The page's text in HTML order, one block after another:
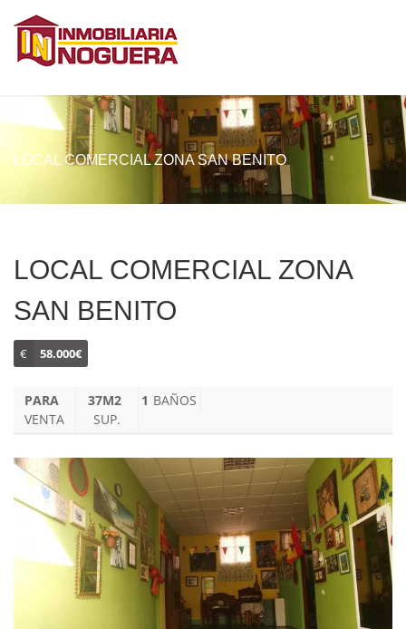
LOCAL COMERCIAL ZONA SAN BENITO
LOCAL COMERCIAL ZONA
SAN BENITO
€ 58.000€
PARA
VENTA
37M2
SUP.
1 BAÑOS